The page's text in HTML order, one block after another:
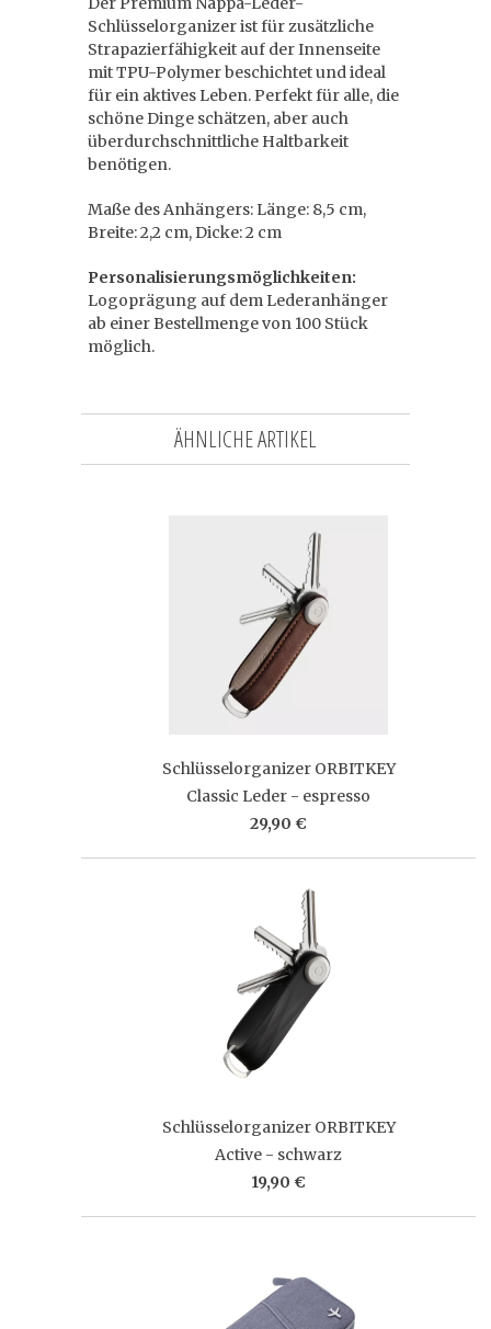
Schlüsselorganizer ist für zusätzliche
Strapazierfähigkeit auf der Innenseite
mit TPU-Polymer beschichtet und ideal
für ein aktives Leben. Perfekt für alle, die
schöne Dinge schätzen, aber auch
überdurchschnittliche Haltbarkeit
benötigen.
Maße des Anhängers: Länge: 8,5 cm,
Breite: 2,2 cm, Dicke: 2 cm
Personalisierungsmöglichkeiten:
Logoprägung auf dem Lederanhänger
ab einer Bestellmenge von 100 Stück
möglich.
ÄHNLICHE ARTIKEL
Schlüsselorganizer ORBITKEY
Classic Leder - espresso
29,90 €
Schlüsselorganizer ORBITKEY
Active - schwarz
19,90 €